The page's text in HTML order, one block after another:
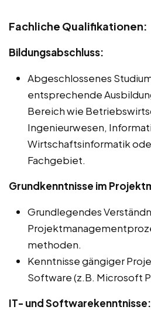
Fachliche Qualifikationen:
Bildungsabschluss:
Abgeschlossenes
entsprechende
Bereich wie
Ingenieurwesen,
Wirtschaftsinformatik
Fachgebiet.
Grundkenntnisse im
Grundlegendes
methoden.
Kenntnisse gängiger
Software (z.B. Microsoft
IT- und Softwarekenntnisse: